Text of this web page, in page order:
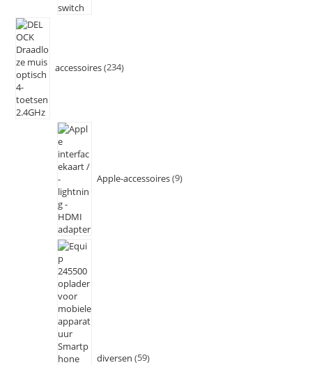
accessoires 234
Apple-accessoires 9
diversen 59